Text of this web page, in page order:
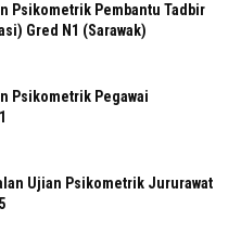
Psikometrik Pembantu Tadbir
Gred N1 (Sarawak)
Psikometrik Pegawai
Ujian Psikometrik Jururawat